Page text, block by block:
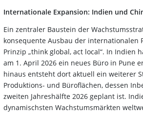
Internationale Expansion: Indien und
Ein zentraler Baustein der
konsequente Ausbau der internationalen
Prinzip „think global, act local“. In Indien
am 1. April 2026 ein neues Büro in Pune
hinaus entsteht dort aktuell ein weiterer
Produktions- und Büroflächen, dessen
zweiten Jahreshälfte 2026 geplant ist.
dynamischsten Wachstumsmärkten